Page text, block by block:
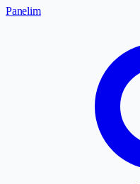
Panelim